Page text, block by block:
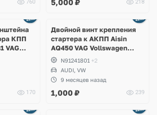
760 5,000 ₽ 218
КПП
VAG
Q2,
R,
170
Двойной винт крепления
стартера к АКПП Aisin
AQ450 VAG Vollswagen
Tiguan Allspace, Teramont,
Atlas Cross Sport, Arteon,
Audi Q3
N91241801 +2
AUDI, VW
9 месяцев назад
1,000 ₽ 239